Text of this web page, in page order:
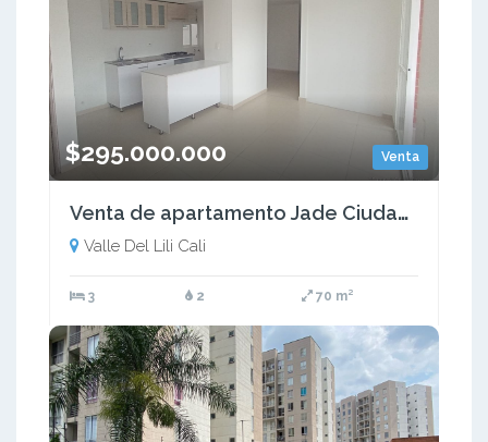
Venta
$295.000.000
Venta de apartamento Jade Ciudad Meléndez Valle del Lili Cali Sur 7P
Valle Del Lili Cali
3 2 70 m²